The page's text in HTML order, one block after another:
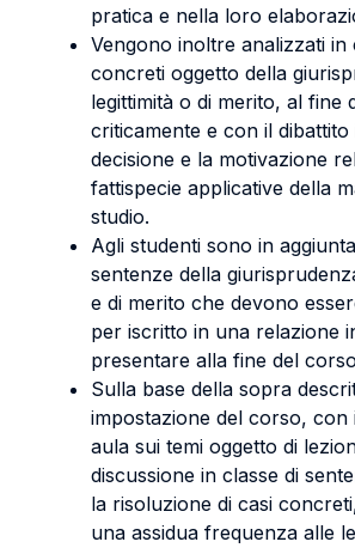
pratica e nella loro
Vengono inoltre analizzati in
concreti oggetto della
legittimità o di merito, al fine
criticamente e con il dibattito
decisione e la motivazione
fattispecie applicative della
studio.
Agli studenti sono in
sentenze della
e di merito che devono
per iscritto in una relazione
presentare alla fine del
Sulla base della sopra
impostazione del corso, con
aula sui temi oggetto di
discussione in classe di
la risoluzione di casi
una assidua frequenza alle